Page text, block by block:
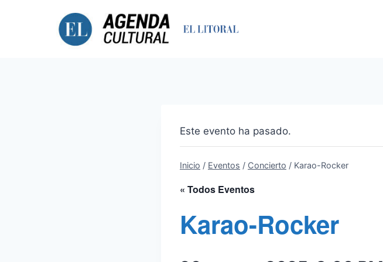
Este evento ha pasado.
Inicio / Eventos / Concierto / Karao-Rocker
« Todos Eventos
Karao-Rocker